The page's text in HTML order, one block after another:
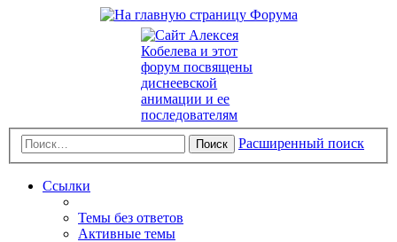
Поиск Расширенный поиск
Ссылки
Темы без ответов
Активные темы